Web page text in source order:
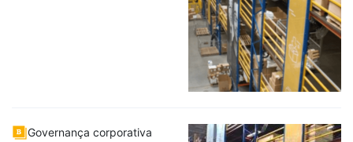
Governança corporativa